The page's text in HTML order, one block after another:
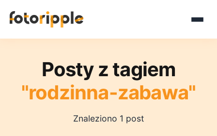
Posty z tagiem
"rodzinna-zabawa"
Znaleziono 1 post